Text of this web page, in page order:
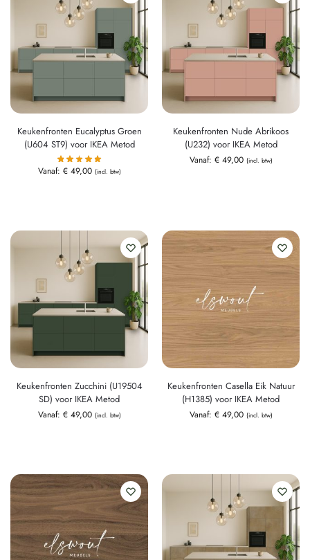
Keukenfronten Eucalyptus Groen
(U604 ST9) voor IKEA Metod
Vanaf: €49,00 (incl. btw)
Keukenfronten Nude Abrikoos
(U232) voor IKEA Metod
Vanaf: €49,00 (incl. btw)
Keukenfronten Zucchini (U19504
SD) voor IKEA Metod
Vanaf: €49,00 (incl. btw)
Keukenfronten Casella Eik Natuur
(H1385) voor IKEA Metod
Vanaf: €49,00 (incl. btw)